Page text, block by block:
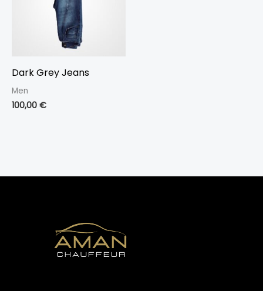
Dark Grey Jeans
Men
100,00 €